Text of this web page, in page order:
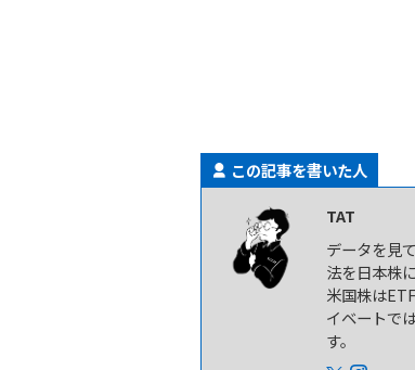
この記事を書いた人
TAT
データを見
法を日本株
米国株は
イベートで
す。